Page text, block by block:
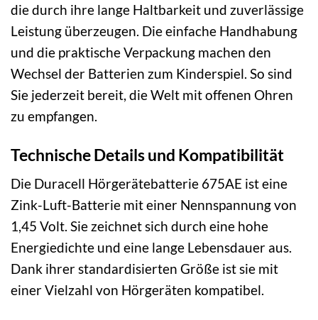
die durch ihre lange Haltbarkeit und zuverlässige
Leistung überzeugen. Die einfache Handhabung
und die praktische Verpackung machen den
Wechsel der Batterien zum Kinderspiel. So sind
Sie jederzeit bereit, die Welt mit offenen Ohren
zu empfangen.
Technische Details und Kompatibilität
Die Duracell Hörgerätebatterie 675AE ist eine
Zink-Luft-Batterie mit einer Nennspannung von
1,45 Volt. Sie zeichnet sich durch eine hohe
Energiedichte und eine lange Lebensdauer aus.
Dank ihrer standardisierten Größe ist sie mit
einer Vielzahl von Hörgeräten kompatibel.